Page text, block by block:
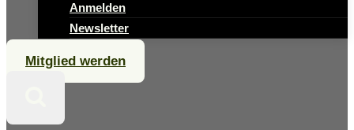
Anmelden
Newsletter
Mitglied werden